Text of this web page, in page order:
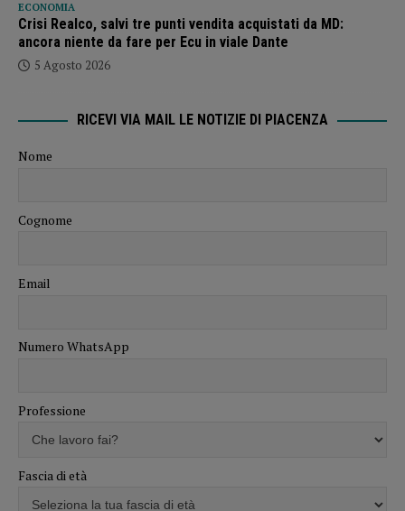
ECONOMIA
Crisi Realco, salvi tre punti vendita acquistati da MD:
ancora niente da fare per Ecu in viale Dante
5 Agosto 2026
RICEVI VIA MAIL LE NOTIZIE DI PIACENZA
Nome
Cognome
Email
Numero WhatsApp
Professione
Fascia di età